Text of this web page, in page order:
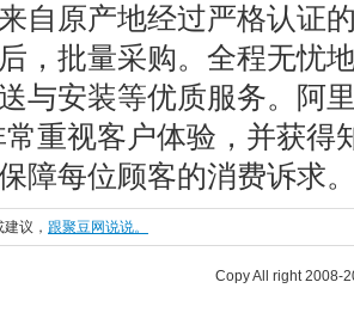
自原产地经过严格认证
，批量采购。全程无忧
与安装等优质服务。阿
常重视客户体验，并获得
障每位顾客的消费诉求
议， 跟聚豆网说说。
Copy All right 2008-